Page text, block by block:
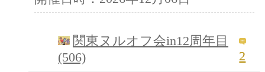
関東ヌルオフ会in12周年目
(506)
2